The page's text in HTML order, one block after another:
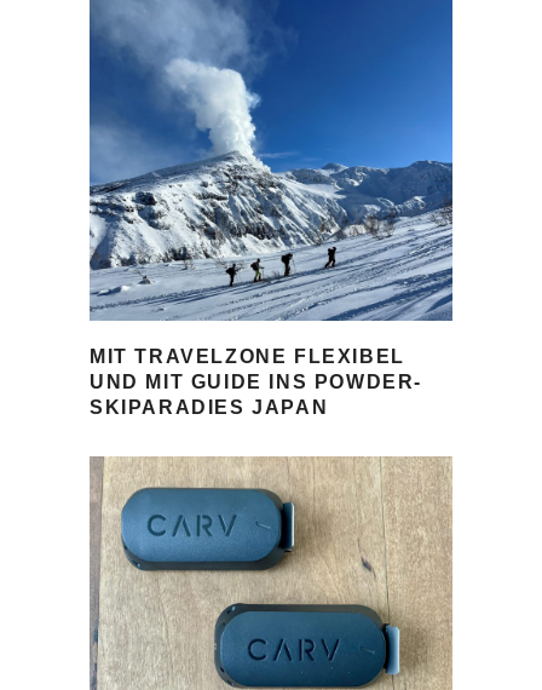
MIT TRAVELZONE FLEXIBEL
UND MIT GUIDE INS POWDER-
SKIPARADIES JAPAN